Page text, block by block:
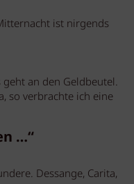
ist nirgends
geht an den Geldbeutel.
so verbrachte ich eine
…“
Dessange, Carita,